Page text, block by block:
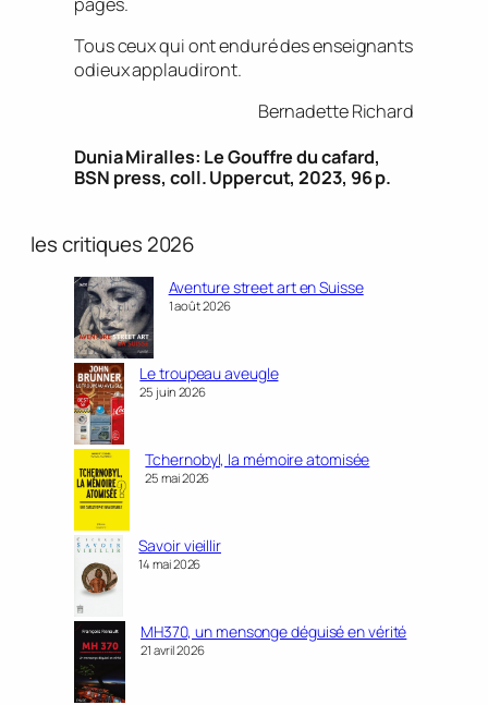
Tous ceux qui ont enduré des enseignants
odieux applaudiront.
Bernadette Richard
Dunia Miralles: Le Gouffre du cafard,
BSN press, coll. Uppercut, 2023, 96 p.
les critiques 2026
Aventure street art en Suisse
1 août 2026
Le troupeau aveugle
25 juin 2026
Tchernobyl, la mémoire atomisée
25 mai 2026
Savoir vieillir
14 mai 2026
MH370, un mensonge déguisé en vérité
21 avril 2026